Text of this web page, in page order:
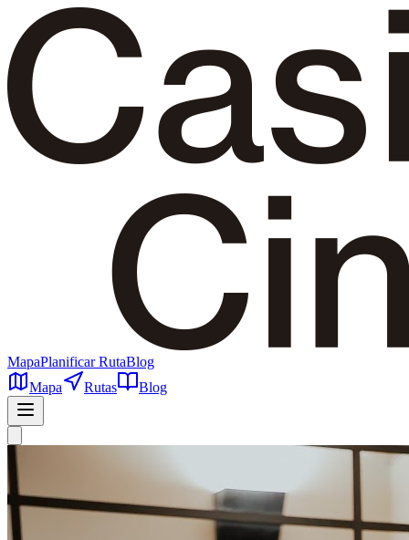
MapaPlanificar RutaBlog
Mapa
Rutas Blog